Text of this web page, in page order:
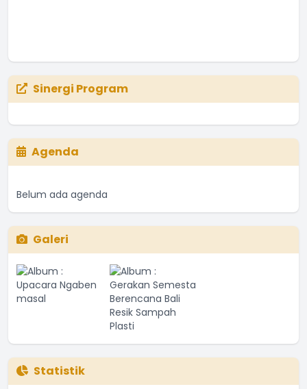
Sinergi Program
Agenda
Belum ada agenda
Galeri
Statistik